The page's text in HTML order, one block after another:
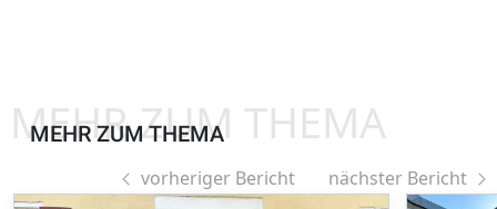
MEHR ZUM THEMA
MEHR ZUM THEMA
vorheriger Bericht nächster Bericht